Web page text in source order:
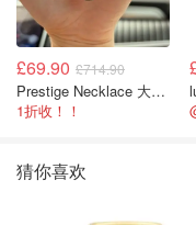
£69.90 £714.90
Prestige Necklace 大溪地珍珠项链 10-11mm
1折收！！
猜你喜欢